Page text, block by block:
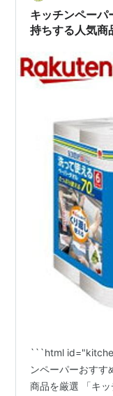
し、それに固いの
しまう危険性があ
キッチンペーパ
持ちする人気商
```html
ンペーパーおすす
商品を厳選 「キ